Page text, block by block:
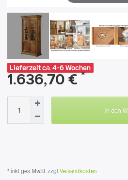
Lieferzeit ca. 4-6 Wochen
1.636,70 € *
In den
* inkl. ges. MwSt. zzgl. Versandkosten